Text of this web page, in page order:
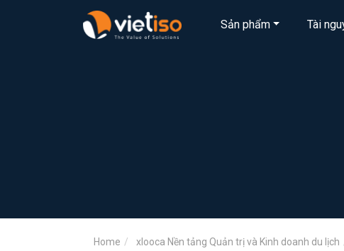
Sản phẩm Tài
Home xlooca Nền tảng Quản trị và Kinh doanh du lịch